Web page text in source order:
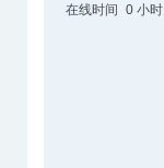
在线时间
0 小时